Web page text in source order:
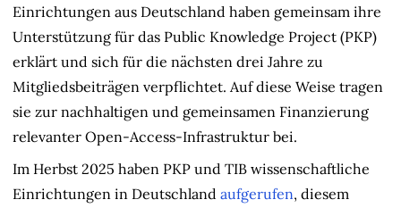
Einrichtungen aus Deutschland haben gemeinsam ihre
Unterstützung für das Public Knowledge Project (PKP)
erklärt und sich für die nächsten drei Jahre zu
Mitgliedsbeiträgen verpflichtet. Auf diese Weise tragen
sie zur nachhaltigen und gemeinsamen Finanzierung
relevanter Open-Access-Infrastruktur bei.
Im Herbst 2025 haben PKP und TIB wissenschaftliche
Einrichtungen in Deutschland aufgerufen, diesem